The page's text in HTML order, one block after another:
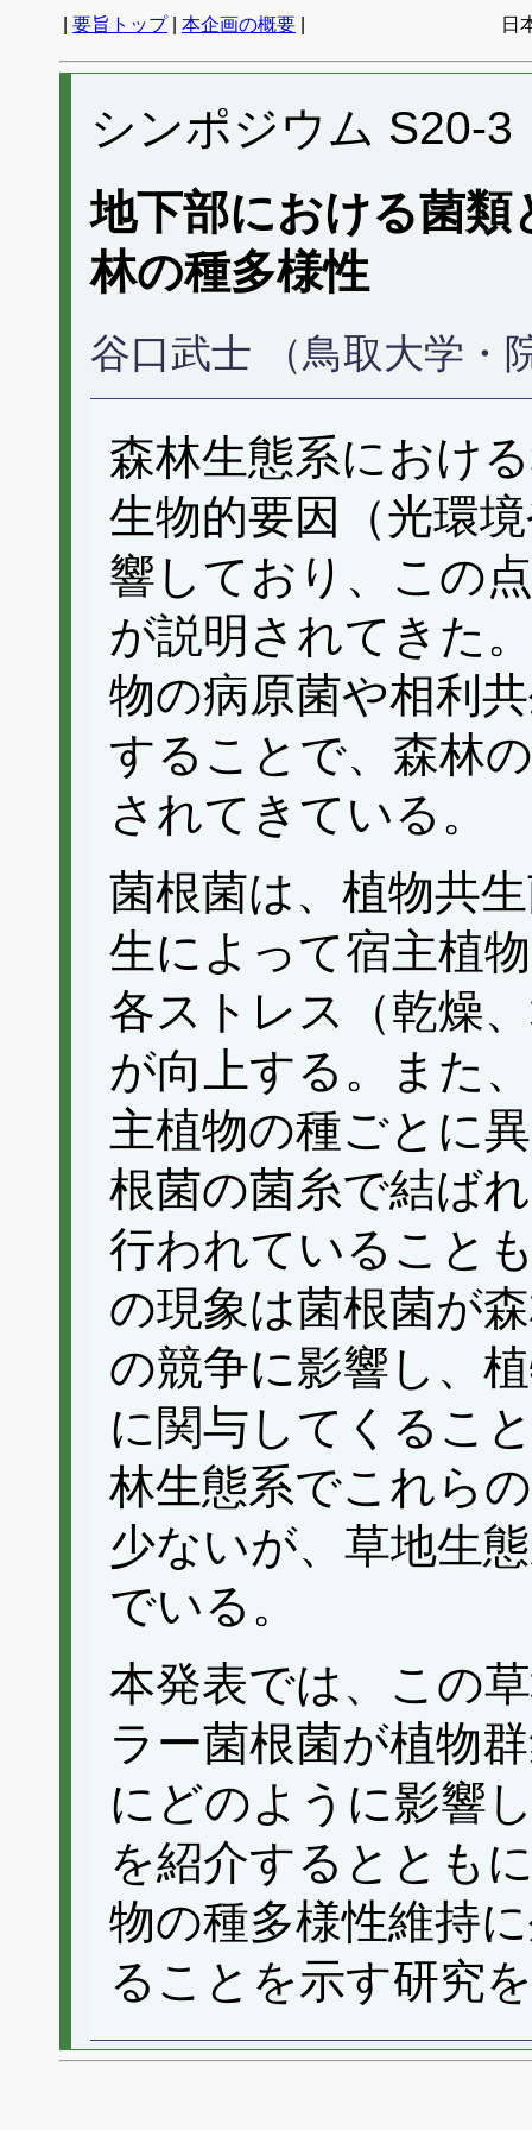
要旨トップ| 本企画の概要 日
シンポジウム S20-3
地下部における菌類
林の種多様性
谷口武士 （鳥取大学・
森林生態系におけ
生物的要因（光環
響しており、この
が説明されてきた
物の病原菌や相利
することで、森林
されてきている。
菌根菌は、植物共
生によって宿主植
各ストレス（乾燥
が向上する。また
主植物の種ごとに
根菌の菌糸で結ば
行われていること
の現象は菌根菌が
の競争に影響し、
に関与してくるこ
林生態系でこれら
少ないが、草地生
でいる。
本発表では、この
ラー菌根菌が植物
にどのように影響
を紹介するととも
物の種多様性維持
ることを示す研究